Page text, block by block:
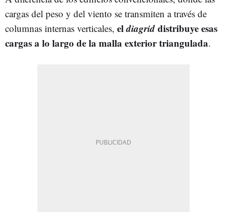
cargas del peso y del viento se transmiten a través de
columnas internas verticales, eldiagriddistribuye esas
cargas a lo largo de la malla exterior triangulada.